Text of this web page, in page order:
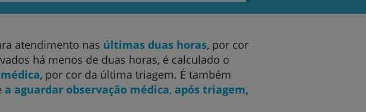
atendimento nas últimas duas horas, por cor
há menos de duas horas, é calculado o
, por cor da última triagem. É também
a aguardar observação médica, após triagem,